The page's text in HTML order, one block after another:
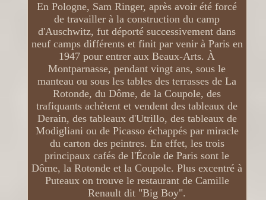
En Pologne, Sam Ringer, après avoir été forcé
de travailler à la construction du camp
d'Auschwitz, fut déporté successivement dans
neuf camps différents et finit par venir à Paris en
1947 pour entrer aux Beaux-Arts. À
Montparnasse, pendant vingt ans, sous le
manteau ou sous les tables des terrasses de La
Rotonde, du Dôme, de la Coupole, des
trafiquants achètent et vendent des tableaux de
Derain, des tableaux d'Utrillo, des tableaux de
Modigliani ou de Picasso échappés par miracle
du carton des peintres. En effet, les trois
principaux cafés de l'École de Paris sont le
Dôme, la Rotonde et la Coupole. Plus excentré à
Puteaux on trouve le restaurant de Camille
Renault dit "Big Boy".